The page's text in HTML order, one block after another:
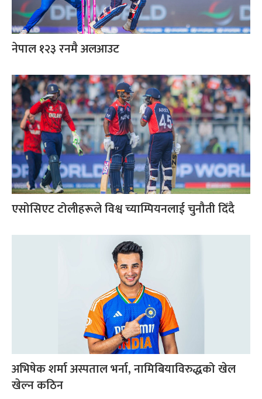
नेपाल १२३ रनमै अलआउट
एसोसिएट टोलीहरूले विश्व च्याम्पियनलाई चुनौती दिँदै
अभिषेक शर्मा अस्पताल भर्ना, नामिबियाविरुद्धको खेल
खेल्न कठिन